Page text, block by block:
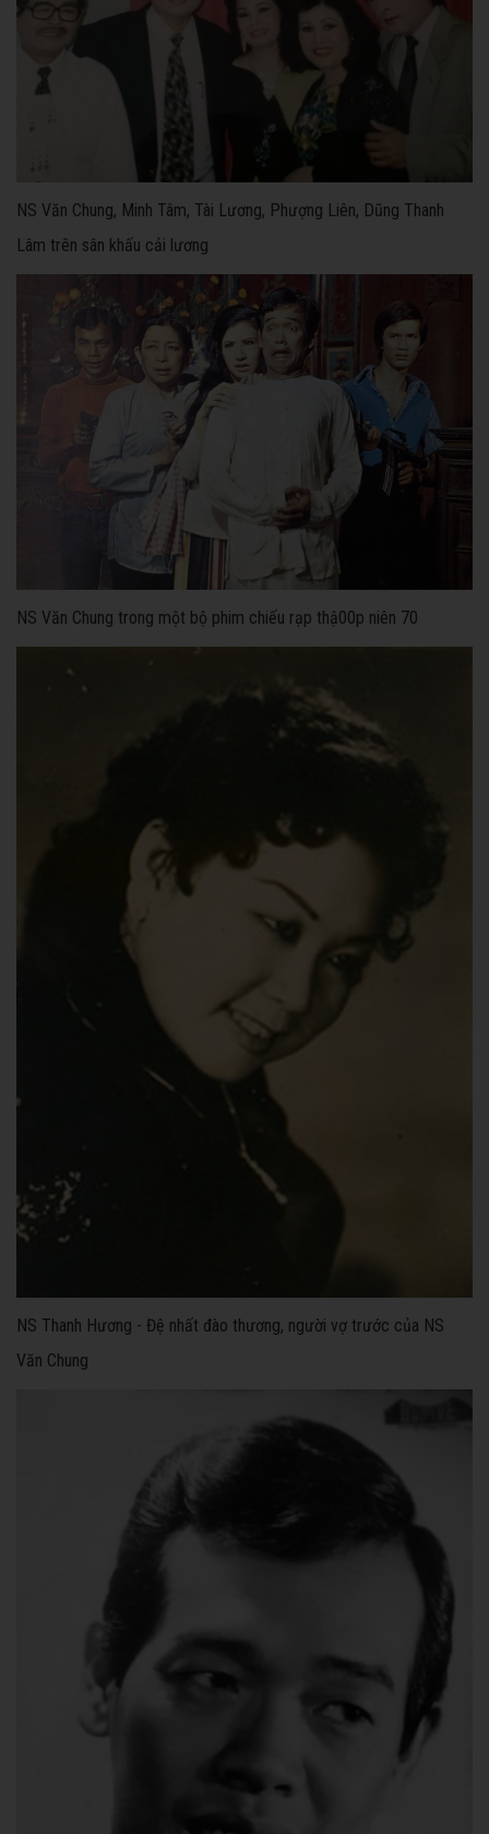
NS Văn Chung, Minh Tâm, Tài Lương, Phượng Liên, Dũng Thanh
Lâm trên sân khấu cải lương
NS Văn Chung trong một bộ phim chiếu rạp thậ00p niên 70
NS Thanh Hương - Đệ nhất đào thương, người vợ trước của NS
Văn Chung